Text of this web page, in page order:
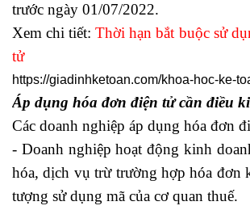
trước ngày 01/07/2022.
Xem chi tiết:Thời hạn bắt buộc sử
tử
https://giadinhketoan.com/khoa-hoc-ke-
Áp dụng hóa đơn điện tử cần điều
Các doanh nghiệp áp dụng hóa đơn
- Doanh nghiệp hoạt động kinh
hóa, dịch vụ trừ trường hợp hóa đơn
tượng sử dụng mã của cơ quan thuế.